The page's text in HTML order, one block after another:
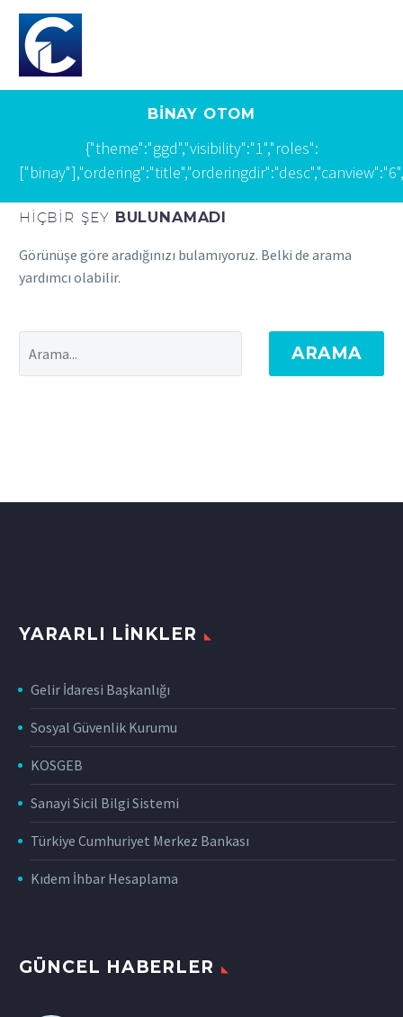
BİNAY OTOM
{"theme":"ggd","visibility":"1","roles":
HIÇBIR ŞEY BULUNAMADI
Görünüşe göre aradığınızı bulamıyoruz. Belki de arama
yardımcı olabilir.
ARAMA
YARARLI LINKLER
Gelir İdaresi Başkanlığı
Sosyal Güvenlik Kurumu
KOSGEB
Sanayi Sicil Bilgi Sistemi
Türkiye Cumhuriyet Merkez Bankası
Kıdem İhbar Hesaplama
GÜNCEL HABERLER